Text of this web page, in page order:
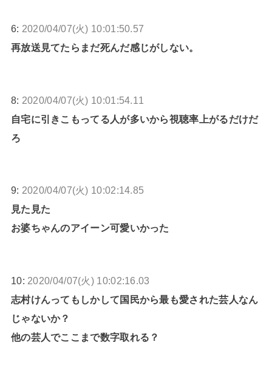
6: 2020/04/07(火) 10:01:50.57
再放送見てたらまだ死んだ感じがしない。
8: 2020/04/07(火) 10:01:54.11
自宅に引きこもってる人が多いから視聴率上がるだけだ
ろ
9: 2020/04/07(火) 10:02:14.85
見た見た
お婆ちゃんのアイーン可愛いかった
10: 2020/04/07(火) 10:02:16.03
志村けんってもしかして国民から最も愛された芸人なん
じゃないか？
他の芸人でここまで数字取れる？